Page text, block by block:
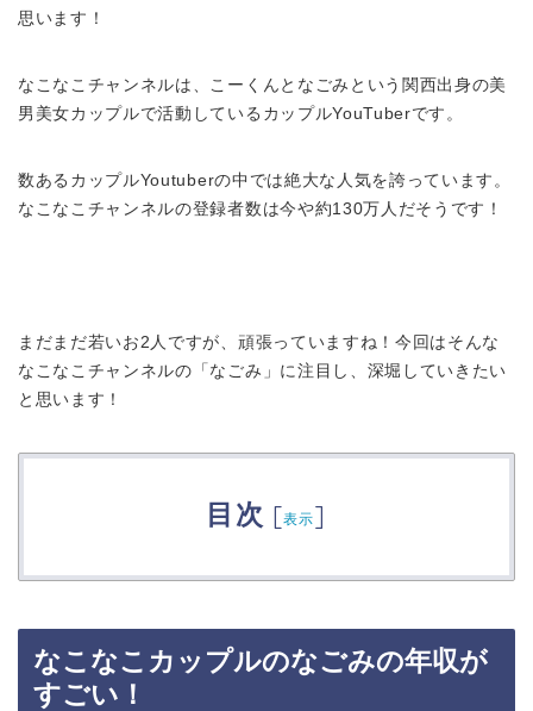
思います！
なこなこチャンネルは、こーくんとなごみという関西出身の美
男美女カップルで活動しているカップルYouTuberです。
数あるカップルYoutuberの中では絶大な人気を誇っています。
なこなこチャンネルの登録者数は今や約130万人だそうです！
まだまだ若いお2人ですが、頑張っていますね！今回はそんな
なこなこチャンネルの「なごみ」に注目し、深堀していきたい
と思います！
目次 [表示]
なこなこカップルのなごみの年収が
すごい！